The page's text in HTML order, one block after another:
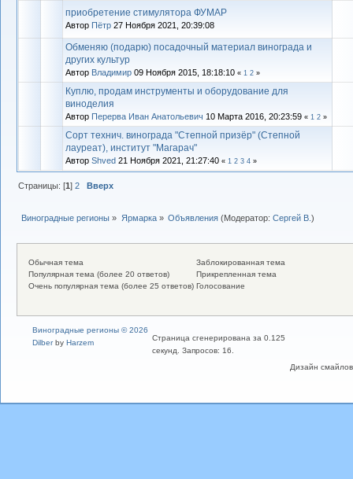
приобретение стимулятора ФУМАР
Автор Пётр 27 Ноября 2021, 20:39:08
Обменяю (подарю) посадочный материал винограда и
других культур
Автор Владимиp 09 Ноября 2015, 18:18:10 « 1 2 »
Куплю, продам инструменты и оборудование для
виноделия
Автор Перерва Иван Анатольевич 10 Марта 2016, 20:23:59 « 1 2 »
Сорт технич. винограда "Степной призёр" (Степной
лауреат), институт "Магарач"
Автор Shved 21 Ноября 2021, 21:27:40 « 1 2 3 4 »
Страницы: [1]2 Вверх
Виноградные регионы » Ярмарка» Объявления(Модератор: Сергей В. )
Обычная тема
Популярная тема (более 20 ответов)
Очень популярная тема (более 25 ответов)
Заблокированная тема
Прикрепленная тема
Голосование
Дизайн
Виноградные регионы © 2026
Dilberby Harzem
Страница сгенерирована за 0.125
секунд. Запросов: 16.